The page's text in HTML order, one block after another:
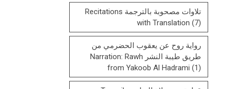
تلاوات مصحوبة بالترجمة Recitations
with Translation (7)
رواية روح عن يعقوب الحضرمي من
طريق طيبة النشر Narration: Rawh
from Yakoob Al Hadrami (1)